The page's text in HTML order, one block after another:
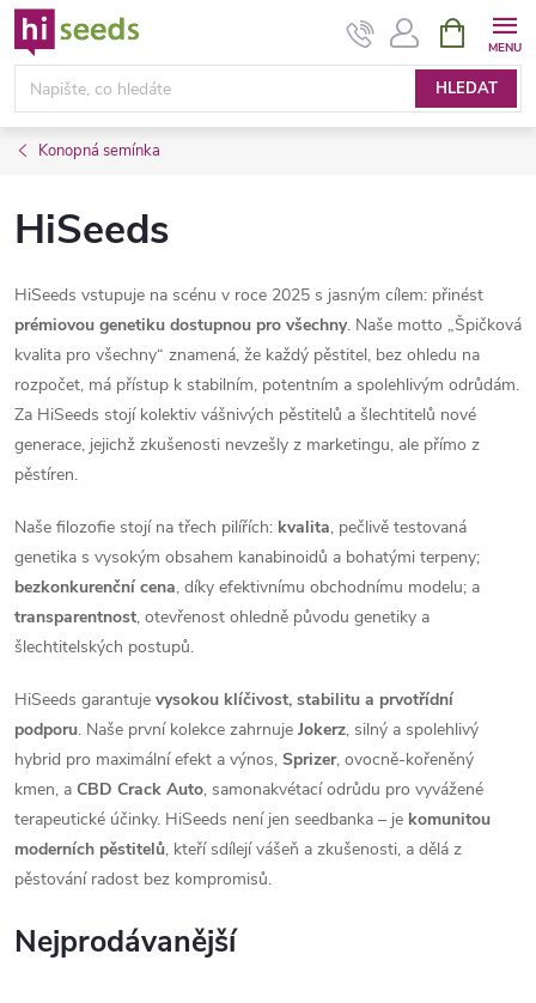
Přejít
na
obsah
HLEDAT
NÁKUPNÍ
KOŠÍK
Konopná semínka
HiSeeds
HiSeeds vstupuje na scénu v roce 2025 s jasným cílem: přinést
prémiovou genetiku dostupnou pro všechny. Naše motto „Špičková
kvalita pro všechny“ znamená, že každý pěstitel, bez ohledu na
rozpočet, má přístup k stabilním, potentním a spolehlivým odrůdám.
Za HiSeeds stojí kolektiv vášnivých pěstitelů a šlechtitelů nové
generace, jejichž zkušenosti nevzešly z marketingu, ale přímo z
pěstíren.
Naše filozofie stojí na třech pilířích: kvalita, pečlivě testovaná
genetika s vysokým obsahem kanabinoidů a bohatými terpeny;
bezkonkurenční cena, díky efektivnímu obchodnímu modelu; a
transparentnost, otevřenost ohledně původu genetiky a
šlechtitelských postupů.
HiSeeds garantuje vysokou klíčivost, stabilitu a prvotřídní
podporu. Naše první kolekce zahrnuje Jokerz, silný a spolehlivý
hybrid pro maximální efekt a výnos, Sprizer, ovocně-kořeněný
kmen, a CBD Crack Auto, samonakvétací odrůdu pro vyvážené
terapeutické účinky. HiSeeds není jen seedbanka – je komunitou
moderních pěstitelů, kteří sdílejí vášeň a zkušenosti, a dělá z
pěstování radost bez kompromisů.
Nejprodávanější